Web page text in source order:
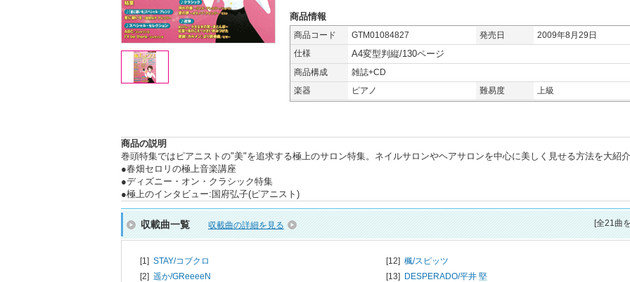
商品情報
商品コード GTM01084827 発売日
2009年8月29日
仕様
A4変型判縦/130ページ
商品構成
雑誌+CD
楽器
ピアノ 難易度 上級
商品の説明
巻頭特集ではピアニストの"美"を追求する極上のサロン特集。ネイルサロンやヘアサロンを中心に美しく見せる方法を大紹
●春畑セロリの極上音楽講座
●ディズニー・オン・クラシック特集
●極上のインタビュー:国府弘子(ピアニスト)
収載曲一覧 収載曲の詳細を見る [全21曲
[1] STAY/コブクロ
[2] 遥か/GReeeeN
[12] 楓/スピッツ
[13] DESPERADO/平井 堅